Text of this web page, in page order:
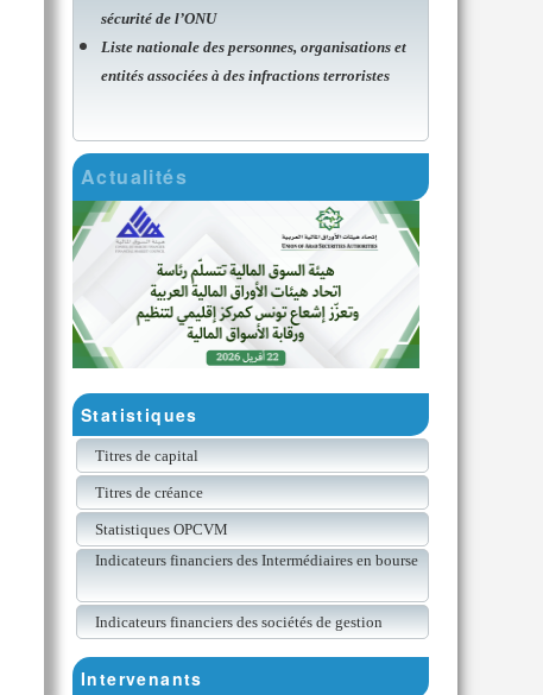
sécurité de l’ONU
Liste nationale des personnes, organisations et
entités associées à des infractions terroristes
Actualités
Statistiques
Titres de capital
Titres de créance
Statistiques OPCVM
Indicateurs financiers des Intermédiaires en bourse
Indicateurs financiers des sociétés de gestion
Intervenants